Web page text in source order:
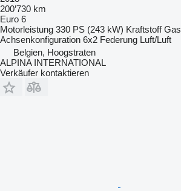
200’730 km
Euro 6
Motorleistung 330 PS (243 kW) Kraftstoff Gas
Achsenkonfiguration 6x2 Federung Luft/Luft
Belgien, Hoogstraten
ALPINA INTERNATIONAL
Verkäufer kontaktieren